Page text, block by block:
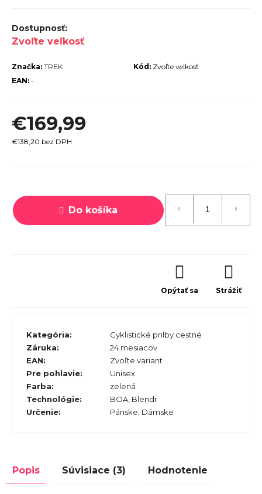
Zvoľte veľkosť
Kód: Zvoľte veľkosť
Značka: TREK
EAN: -
€169,99
€138,20 bez DPH
cena:
Do košíka
Kategória:
Cyklistické prilby cestné
Záruka:
24 mesiacov
EAN:
Zvoľte variant
Pre pohlavie:
Unisex
Farba:
zelená
Technológie:
BOA, Blendr
Určenie: Pánske, Dámske
Opýtať sa Strážiť
Popis Súvisiace (3) Hodnotenie
ú
č
a
m
6 GEN 3
LAVA
2026